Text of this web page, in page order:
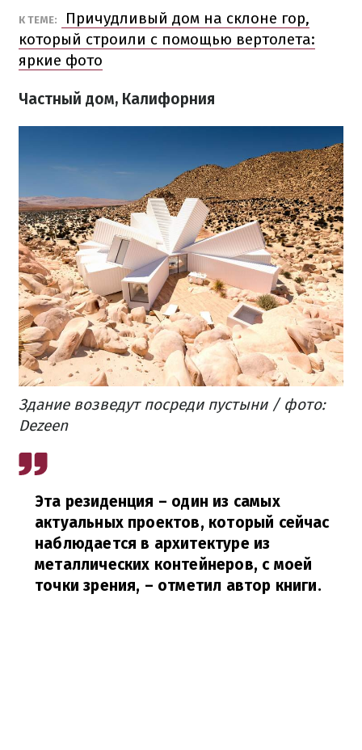
К ТЕМЕ:
Причудливый дом на склоне гор,
который строили с помощью вертолета:
яркие фото
Частный дом, Калифорния
Здание возведут посреди пустыни / фото:
Dezeen
Эта резиденция – один из самых
актуальных проектов, который сейчас
наблюдается в архитектуре из
металлических контейнеров, с моей
точки зрения, – отметил автор книги.